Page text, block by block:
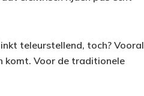
teleurstellend, toch? Vooral
komt. Voor de traditionele